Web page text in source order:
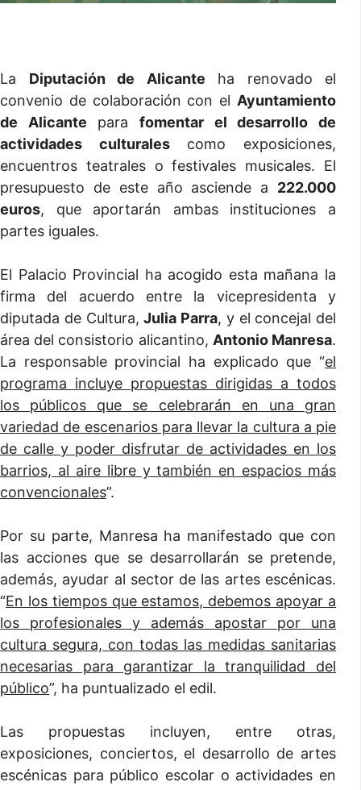
La Diputación de Alicante ha renovado el
convenio de colaboración con el Ayuntamiento
de Alicante parafomentar el desarrollo de
actividades culturales como exposiciones,
encuentros teatrales o festivales musicales. El
presupuesto de este año asciende a 222.000
euros, que aportarán ambas instituciones a
partes iguales.
El Palacio Provincial ha acogido esta mañana la
firma del acuerdo entre la vicepresidenta y
diputada de Cultura,Julia Parra, y el concejal del
área del consistorio alicantino, Antonio Manresa.
La responsable provincial ha explicado que “el
programa incluye propuestas dirigidas a todos
los públicos que se celebrarán en una gran
variedad de escenarios para llevar la cultura a pie
de calle y poder disfrutar de actividades en los
barrios, al aire libre y también en espacios más
convencionales”.
Por su parte, Manresa ha manifestado que con
las acciones que se desarrollarán se pretende,
además, ayudar al sector de las artes escénicas.
“En los tiempos que estamos, debemos apoyar a
los profesionales y además apostar por una
cultura segura, con todas las medidas sanitarias
necesarias para garantizar la tranquilidad del
público”, ha puntualizado el edil.
Las propuestas incluyen, entre otras,
exposiciones, conciertos, el desarrollo de artes
escénicas para público escolar o actividades en